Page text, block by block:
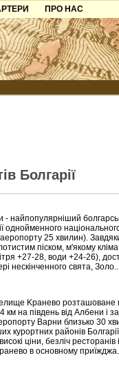
ПРО НАС
Контакти
Партнерам
Додати готель
Болгарії
- найпопулярніший
однойменного
аеропорту 25 хвилин).
піском, м'якому
+27-28, води +24-26),
нескінченного свята,
Kранево розташоване
4 км на південь від Албени і
Варни близько 30
курортних районів
ціни, безліч
в основному